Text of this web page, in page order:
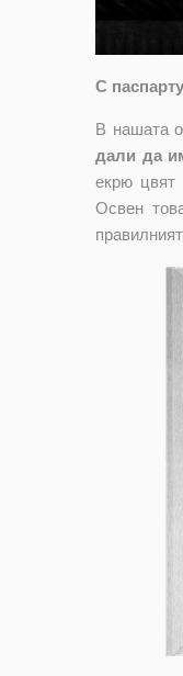
С
В нашата
дали да
екрю цвят
Освен